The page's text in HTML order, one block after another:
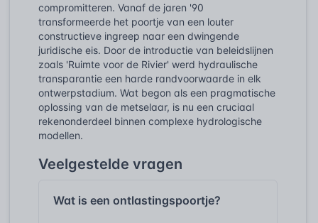
compromitteren. Vanaf de jaren '90
transformeerde het poortje van een louter
constructieve ingreep naar een dwingende
juridische eis. Door de introductie van beleidslijnen
zoals 'Ruimte voor de Rivier' werd hydraulische
transparantie een harde randvoorwaarde in elk
ontwerpstadium. Wat begon als een pragmatische
oplossing van de metselaar, is nu een cruciaal
rekenonderdeel binnen complexe hydrologische
modellen.
Veelgestelde vragen
Wat is een ontlastingspoortje?